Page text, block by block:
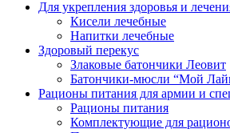
Для укрепления здоровья и
Кисели лечебные
Напитки лечебные
Здоровый перекус
Злаковые батончики Леовит
Батончики-мюсли “Мой
Рационы питания для армии и
Рационы питания
Комплектующие для